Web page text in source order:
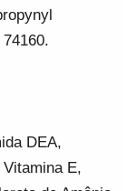
DEA,
E,